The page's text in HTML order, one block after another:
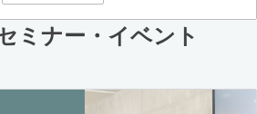
ミナー・イベント